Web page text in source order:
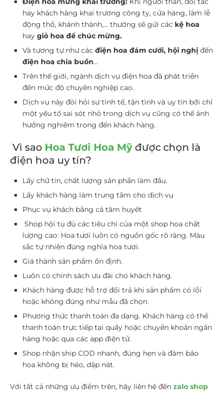
hay khách hàng khai trương công ty, cửa hàng, làm lễ
động thổ, khánh thành,… thường sẽ gửi các kệ hoa
hay giỏ hoa để chúc mừng.
Và tương tự như các điện hoa đám cưới, hội nghị đến
điện hoa chia buồn…
Trên thế giới, ngành dịch vụ điện hoa đã phát triển
đến mức độ chuyên nghiệp cao.
Dịch vụ này đòi hỏi sự tinh tế, tận tình và uy tín bởi chỉ
một yếu tố sai sót nhỏ trong dịch vụ cũng có thể ảnh
hưởng nghiêm trọng đến khách hàng.
Vì sao Hoa Tươi Hoa Mỹ được chọn là
điện hoa uy tín?
Lấy chữ tín, chất lượng sản phẩn làm đầu.
Lấy khách hàng làm trung tâm cho dịch vụ
Phục vụ khách bằng cả tâm huyết
Shop hội tụ đủ các tiêu chí của một shop hoa chất
lượng cao: Hoa tươi luôn có nguồn gốc rõ ràng. Màu
sắc tự nhiên đúng nghĩa hoa tươi.
Giá thành sản phẩm ổn định.
Luôn có chính sách ưu đãi cho khách hàng.
Khách hàng được hỗ trợ đổi trả khi sản phẩm có lỗi
hoặc không đúng như mẫu đã chọn.
Phương thức thanh toán đa dạng. Khách hàng có thể
thanh toán trực tiếp tại quầy hoặc chuyển khoản ngân
hàng hoặc qua các app điện tử.
Shop nhận ship COD nhanh, đúng hẹn và đảm bảo
hoa không bị héo, dập nát.
Với tất cả những ưu điểm trên, hãy liên hệ đến zalo shop